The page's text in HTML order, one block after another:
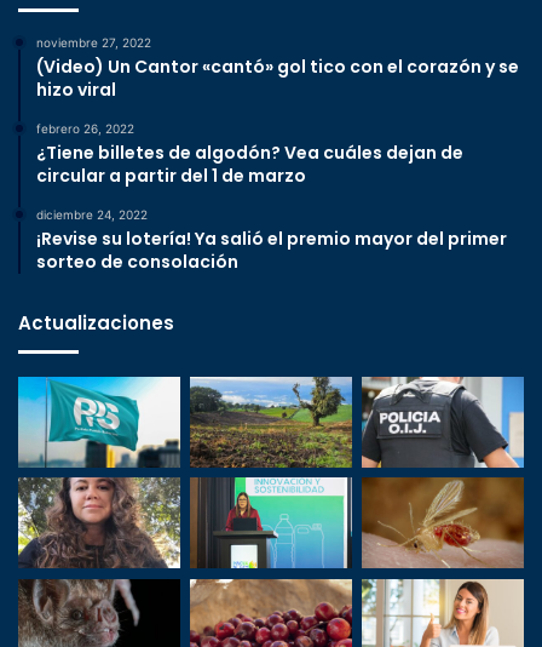
noviembre 27, 2022
(Video) Un Cantor «cantó» gol tico con el corazón y se
hizo viral
febrero 26, 2022
¿Tiene billetes de algodón? Vea cuáles dejan de
circular a partir del 1 de marzo
diciembre 24, 2022
¡Revise su lotería! Ya salió el premio mayor del primer
sorteo de consolación
Actualizaciones